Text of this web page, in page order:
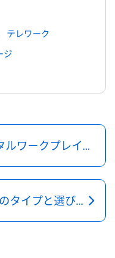
テレワーク
ジ
ハイブリッドワークとデジタルワークプレイスの特徴とメリットを解説
文書管理システムとは? 5つのタイプと選び方を解説